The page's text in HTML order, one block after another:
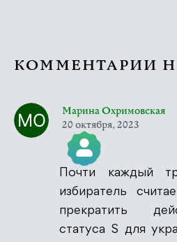
КОММЕНТАРИИ
Марина Охримовская
20 октября, 2023
Значок &quot;Реальный
Почти каждый
избиратель
прекратить
статуса S для